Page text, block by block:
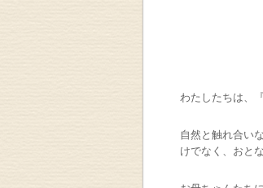
わたしたちは、
自然と触れ合い
けでなく、おと